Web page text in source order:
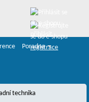
registrace
Poradna
technika